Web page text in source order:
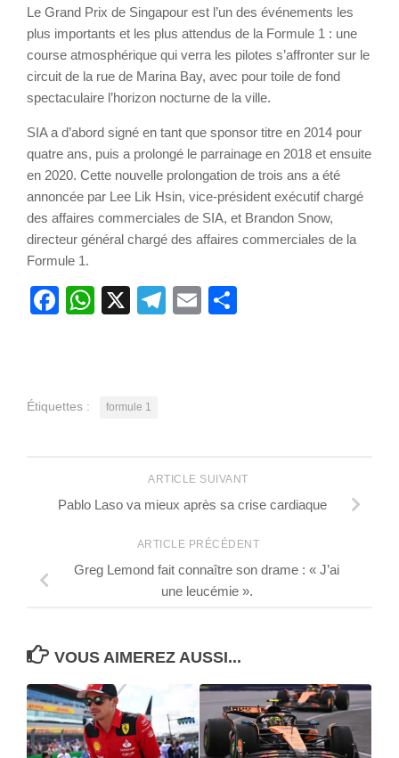
Le Grand Prix de Singapour est l’un des événements les
plus importants et les plus attendus de la Formule 1 : une
course atmosphérique qui verra les pilotes s’affronter sur le
circuit de la rue de Marina Bay, avec pour toile de fond
spectaculaire l’horizon nocturne de la ville.
SIA a d’abord signé en tant que sponsor titre en 2014 pour
quatre ans, puis a prolongé le parrainage en 2018 et ensuite
en 2020. Cette nouvelle prolongation de trois ans a été
annoncée par Lee Lik Hsin, vice-président exécutif chargé
des affaires commerciales de SIA, et Brandon Snow,
directeur général chargé des affaires commerciales de la
Formule 1.
Facebook
WhatsApp
X Telegram
Email
Étiquettes : formule 1
ARTICLE SUIVANT
Pablo Laso va mieux après sa crise cardiaque
ARTICLE PRÉCÉDENT
Greg Lemond fait connaître son drame : « J’ai
une leucémie ».
VOUS AIMEREZ AUSSI...